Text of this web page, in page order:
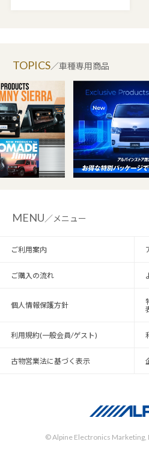
／車種専用商品
MENU／メニュー
ご利用案内
ご購入の流れ
個人情報保護方針
利用規約(一般会員/ゲスト)
古物営業法に基づく表示
© Alpine Electronics Marketing,